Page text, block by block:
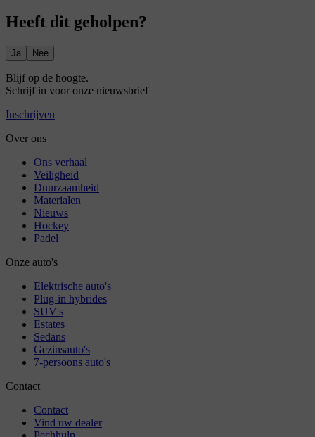
Heeft dit geholpen?
Ja Nee